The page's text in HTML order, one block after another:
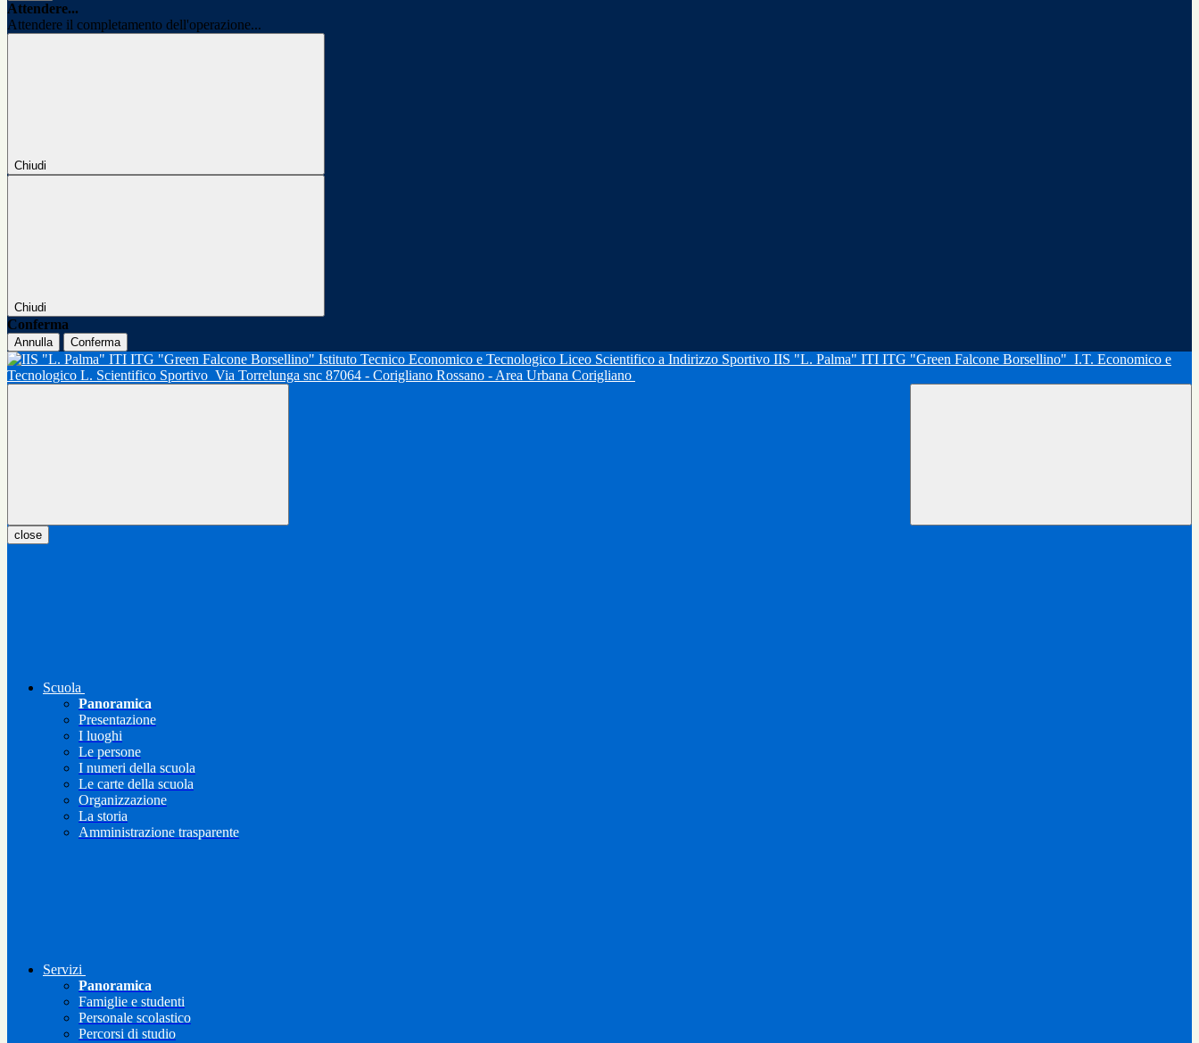
Attendere...
Attendere il completamento dell'operazione...
Chiudi
Chiudi
Conferma
Annulla Conferma
IIS "L. Palma" ITI ITG "Green Falcone Borsellino" I.T. Economico e
Tecnologico L. Scientifico Sportivo Via Torrelunga snc 87064 - Corigliano Rossano - Area Urbana Corigliano
close
Scuola
Panoramica
Presentazione
I luoghi
Le persone
I numeri della scuola
Le carte della scuola
Organizzazione
La storia
Amministrazione trasparente
Servizi
Panoramica
Famiglie e studenti
Personale scolastico
Percorsi di studio